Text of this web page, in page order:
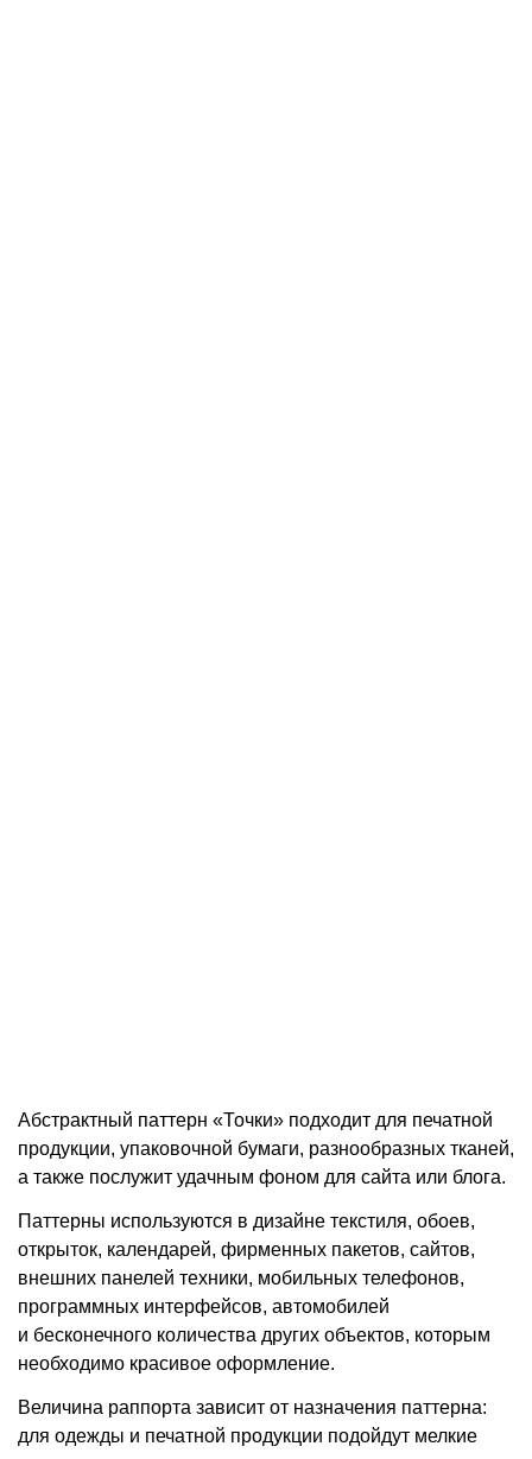
Абстрактный паттерн «Точки» подходит для печатной
продукции, упаковочной бумаги, разнообразных тканей,
а также послужит удачным фоном для сайта или блога.
Паттерны используются в дизайне текстиля, обоев,
открыток, календарей, фирменных пакетов, сайтов,
внешних панелей техники, мобильных телефонов,
программных интерфейсов, автомобилей
и бесконечного количества других объектов, которым
необходимо красивое оформление.
Величина раппорта зависит от назначения паттерна:
для одежды и печатной продукции подойдут мелкие